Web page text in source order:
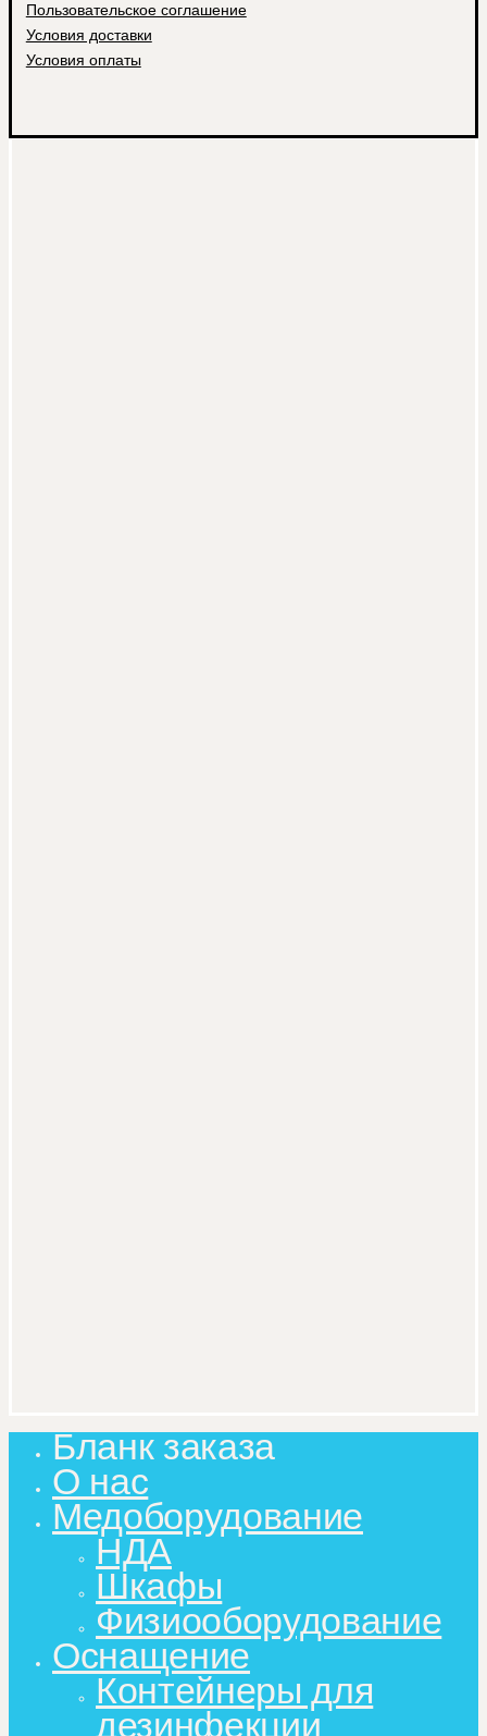
Пользовательское соглашение
Условия доставки
Условия оплаты
Бланк заказа
О нас
Медоборудование
НДА
Шкафы
Физиооборудование
Оснащение
Контейнеры для
дезинфекции